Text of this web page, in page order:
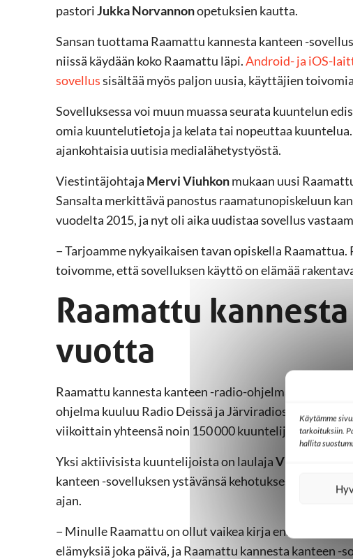
Käytämme
tarkoituksiin.
hallita
pastoriJukka Norvannonopetuksien kautta.
Sansan tuottama Raamattu kannesta kanteen -
niissä käydään koko Raamattu läpi.Android- ja iOS-
sovellussisältää myös paljon uusia, käyttäjien
Sovelluksessa voi muun muassa seurata kuuntelun
omia kuuntelutietoja ja kelata tai nopeuttaa
ajankohtaisia uutisia medialähetystyöstä.
Viestintäjohtaja Mervi Viuhkonmukaan uusi
Sansalta merkittävä panostus raamatunopiskeluun
vuodelta 2015, ja nyt oli aika uudistaa sovellus
− Tarjoamme nykyaikaisen tavan opiskella
toivomme, että sovelluksen käyttö on elämää
Raamattu
vuotta
Raamattu kannesta kanteen -radio-ohjelma täyttää 3.
ohjelma kuuluu Radio Deissä ja Järviradiossa viitenä
viikoittain yhteensä noin 150 000 kuuntelijaa.
Yksi aktiivisista kuuntelijoista on laulajaVirpi Kätkä
kanteen -sovelluksen ystävänsä kehotuksesta ja on
ajan.
− Minulle Raamattu on ollut vaikea kirja enkä ole sitä
elämyksiä joka päivä, ja Raamattu kannesta kanteen -